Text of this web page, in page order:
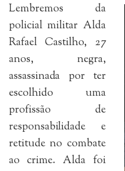
Lembremos da
policial militar Alda
Rafael Castilho, 27
anos, negra,
assassinada por ter
escolhido uma
profissão de
responsabilidade e
retitude no combate
ao crime. Alda foi